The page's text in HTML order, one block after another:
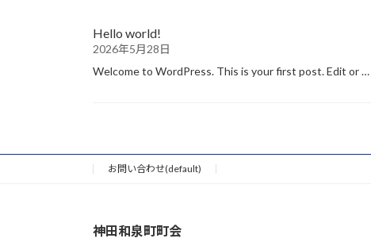
Hello world!
2026年5月28日
Welcome to WordPress. This is your first post. Edit or …
お問い合わせ(default)
神田和泉町町会